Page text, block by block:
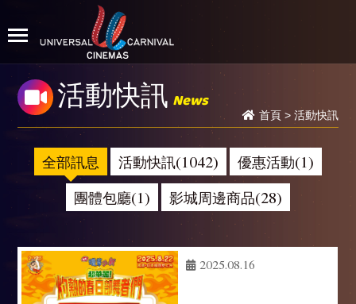
活動快訊 News
首頁> 活動快訊
全部訊息 活動快訊(1042)
優惠活動(1)
團體包廳(1)
影城周邊商品(28)
2025.08.16